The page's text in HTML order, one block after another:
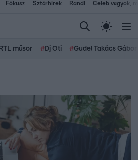
Fókusz Sztárhírek Randi Celeb vagyok,
RTL műsor # Dj Oti #Gudel Takács Gábor